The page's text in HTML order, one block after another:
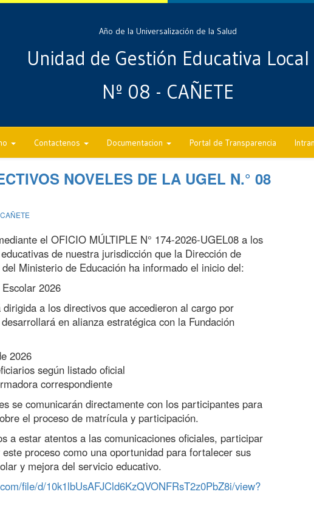
Año de la Universalización de la Salud
Unidad de Gestión Educativa Local
Nº 08 - CAÑETE
Contactenos Documentacion Portal de Transparencia
NOVELES DE LA UGEL N.° 08
el OFICIO MÚLTIPLE N° 174-2026-UGEL08 a los
de nuestra jurisdicción que la Dirección de
Ministerio de Educación ha informado el inicio del:
2026
a los directivos que accedieron al cargo por
en alianza estratégica con la Fundación
2026
según listado oficial
correspondiente
se comunicarán directamente con los participantes para
el proceso de matrícula y participación.
a estar atentos a las comunicaciones oficiales, participar
proceso como una oportunidad para fortalecer sus
y mejora del servicio educativo.
file/d/10k1lbUsAFJCld6KzQVONFRsT2z0PbZ8i/view?